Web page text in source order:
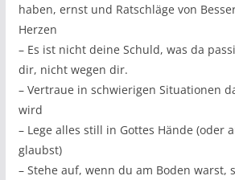
haben, ernst und Ratschläge von
Herzen
– Es ist nicht deine Schuld, was da
dir, nicht wegen dir.
– Vertraue in schwierigen Situationen
wird
– Lege alles still in Gottes Hände (oder
glaubst)
– Stehe auf, wenn du am Boden warst,